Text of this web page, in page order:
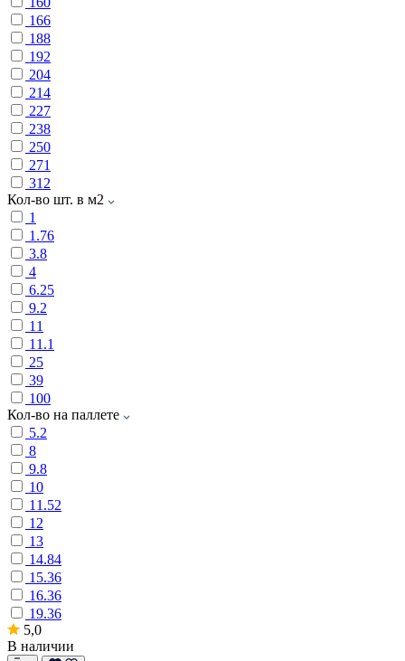
166
188
192
204
214
227
238
250
271
312
Кол-во шт. в м2
1
1.76
3.8
4
6.25
9.2
11
11.1
25
39
100
Кол-во на паллете
5.2
8
9.8
10
11.52
12
13
14.84
15.36
16.36
19.36
5,0
В наличии